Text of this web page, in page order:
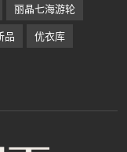
丽晶七海游轮
品
优衣库